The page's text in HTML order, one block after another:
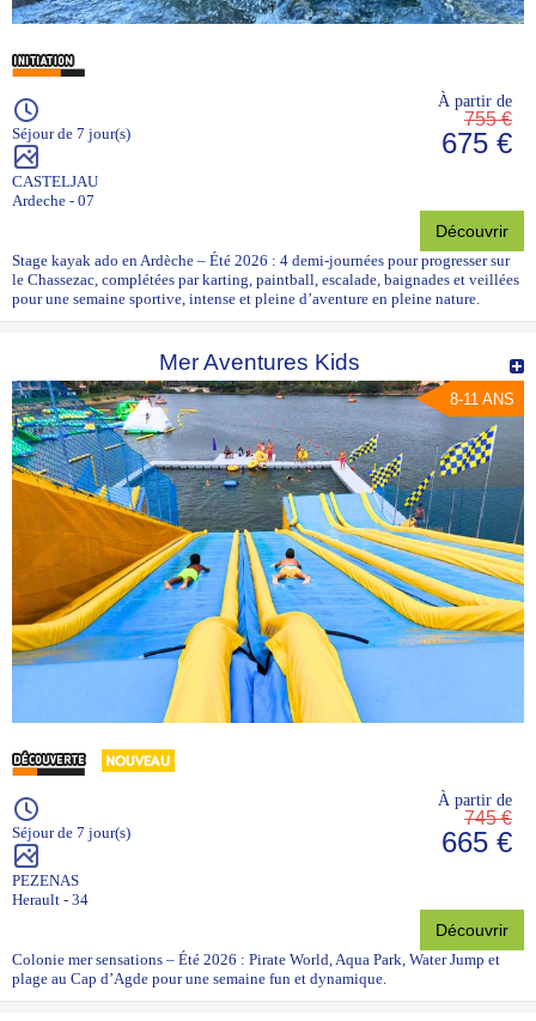
Séjour de 7 jour(s)
CASTELJAU
Ardeche - 07
À partir de
755 €
675 €
Découvrir
Stage kayak ado en Ardèche – Été 2026 : 4 demi-journées pour progresser sur
le Chassezac, complétées par karting, paintball, escalade, baignades et veillées
pour une semaine sportive, intense et pleine d’aventure en pleine nature.
Mer Aventures Kids
8-11 ANS
Séjour de 7 jour(s)
PEZENAS
Herault - 34
À partir de
745 €
665 €
Découvrir
Colonie mer sensations – Été 2026 : Pirate World, Aqua Park, Water Jump et
plage au Cap d’Agde pour une semaine fun et dynamique.